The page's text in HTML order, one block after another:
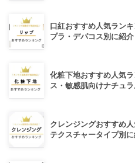
口紅おすすめ人気ラン
プラ・デパコス別に紹介
化粧下地おすすめ人気
ス・敏感肌向けナチュラ
クレンジングおすすめ
テクスチャータイプ別に